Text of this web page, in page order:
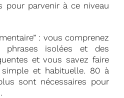
pour parvenir à ce niveau
: vous comprenez
isolées et des
et vous savez faire
et habituelle. 80 à
sont nécessaires pour